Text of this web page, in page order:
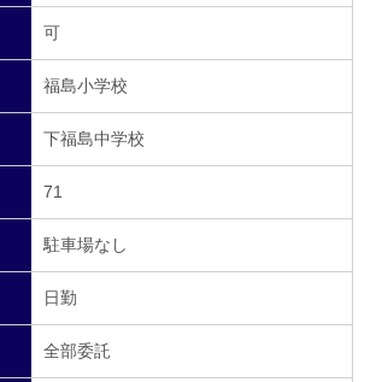
可
福島小学校
下福島中学校
71
駐車場なし
日勤
全部委託